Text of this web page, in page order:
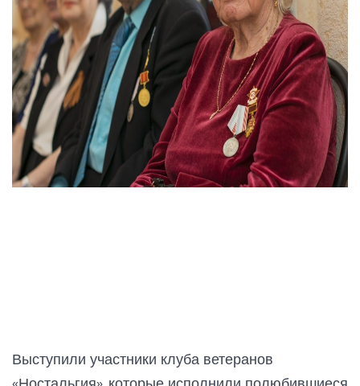
Выступили участники клуба ветеранов